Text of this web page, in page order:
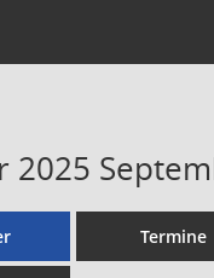
2025
Termine